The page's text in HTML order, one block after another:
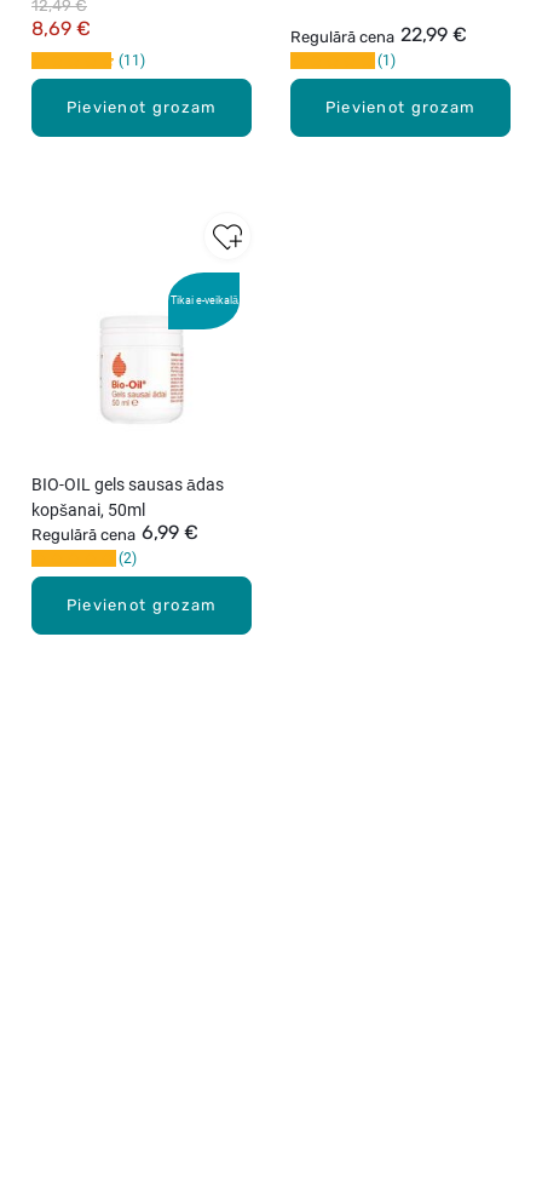
Pievienot grozam
8,69 €
12,49 €
11
Pievienot grozam
Regulārā cena 22,99 €
1
Tikai e-veikalā
Pievienot grozam
BIO-OIL gels sausas ādas
kopšanai, 50ml
Regulārā cena 6,99 €
2